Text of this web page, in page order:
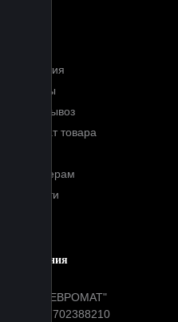
Гарантия
Отзывы
Самовывоз
Возврат товара
Партнерам
Новости
Компания
ООО "ЕВРОМАТ"
ИНН: 7702388210